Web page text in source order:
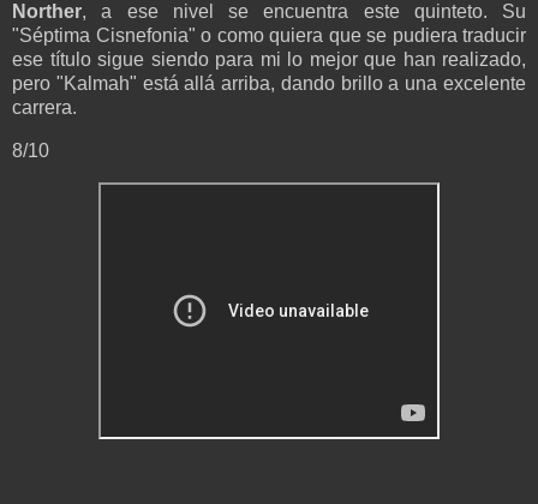
Norther, a ese nivel se encuentra este quinteto. Su
"Séptima Cisnefonia" o como quiera que se pudiera traducir
ese título sigue siendo para mi lo mejor que han realizado,
pero "Kalmah" está allá arriba, dando brillo a una excelente
carrera.
8/10